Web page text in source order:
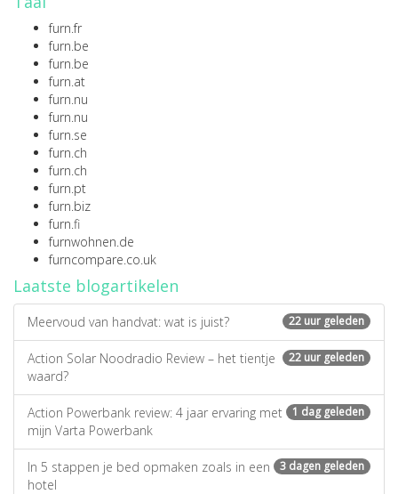
furn.fr
furn.be
furn.be
furn.at
furn.nu
furn.nu
furn.se
furn.ch
furn.ch
furn.pt
furn.biz
furn.fi
furnwohnen.de
furncompare.co.uk
Laatste blogartikelen
22 uur geleden
Meervoud van handvat: wat is juist?
22 uur geleden
Action Solar Noodradio Review – het tientje
waard?
1 dag geleden
Action Powerbank review: 4 jaar ervaring met
mijn Varta Powerbank
3 dagen geleden
In 5 stappen je bed opmaken zoals in een
hotel